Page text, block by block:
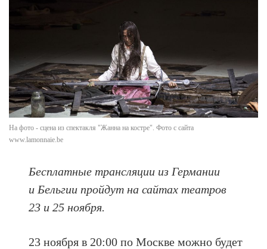
На фото - сцена из спектакля "Жанна на костре". Фото с сайта
www.lamonnaie.be
Бесплатные трансляции из Германии
и Бельгии пройдут на сайтах театров
23 и 25 ноября.
23 ноября в 20:00 по Москве можно будет